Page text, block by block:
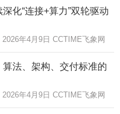
化“连接+算力”双轮驱动
2026年4月9日 CCTIME飞象网
法、架构、交付标准的
2026年4月9日 CCTIME飞象网